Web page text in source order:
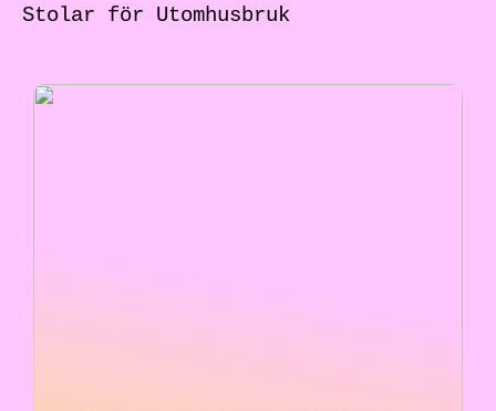
Stolar för Utomhusbruk